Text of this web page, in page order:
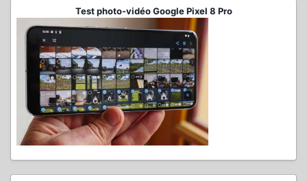
Test photo-vidéo Google Pixel 8 Pro